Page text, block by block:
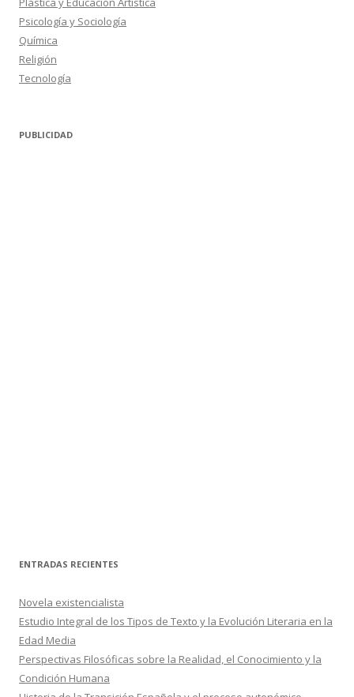
Psicología y Sociología
Química
Religión
Tecnología
PUBLICIDAD
ENTRADAS RECIENTES
Novela existencialista
Estudio Integral de los Tipos de Texto y la Evolución Literaria en la
Edad Media
Perspectivas Filosóficas sobre la Realidad, el Conocimiento y la
Condición Humana